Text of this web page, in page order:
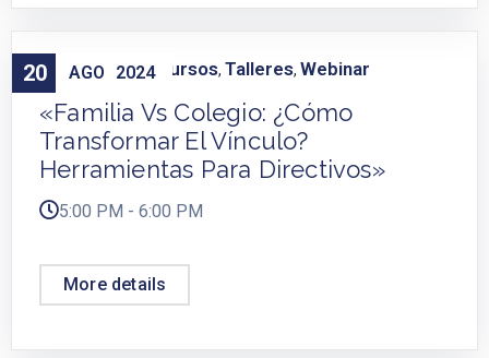
20 AGO 2024
Capacitación, Cursos, Talleres, Webinar
«Familia Vs Colegio: ¿Cómo
Transformar El Vínculo?
Herramientas Para Directivos»
5:00 PM - 6:00 PM
More details